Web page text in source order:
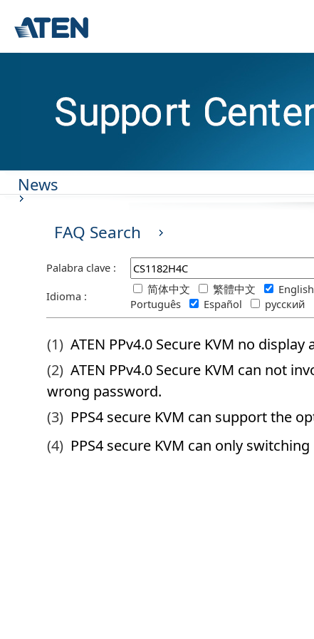
News
FAQ Search
Palabra clave :
Idioma :
简体中文 繁體中文 English
Português
Español русский